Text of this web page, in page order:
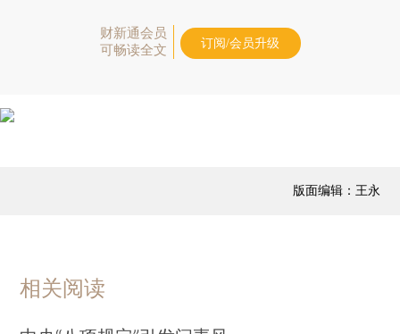
财新通会员
可畅读全文
订阅/会员升级
版面编辑：王永
相关阅读